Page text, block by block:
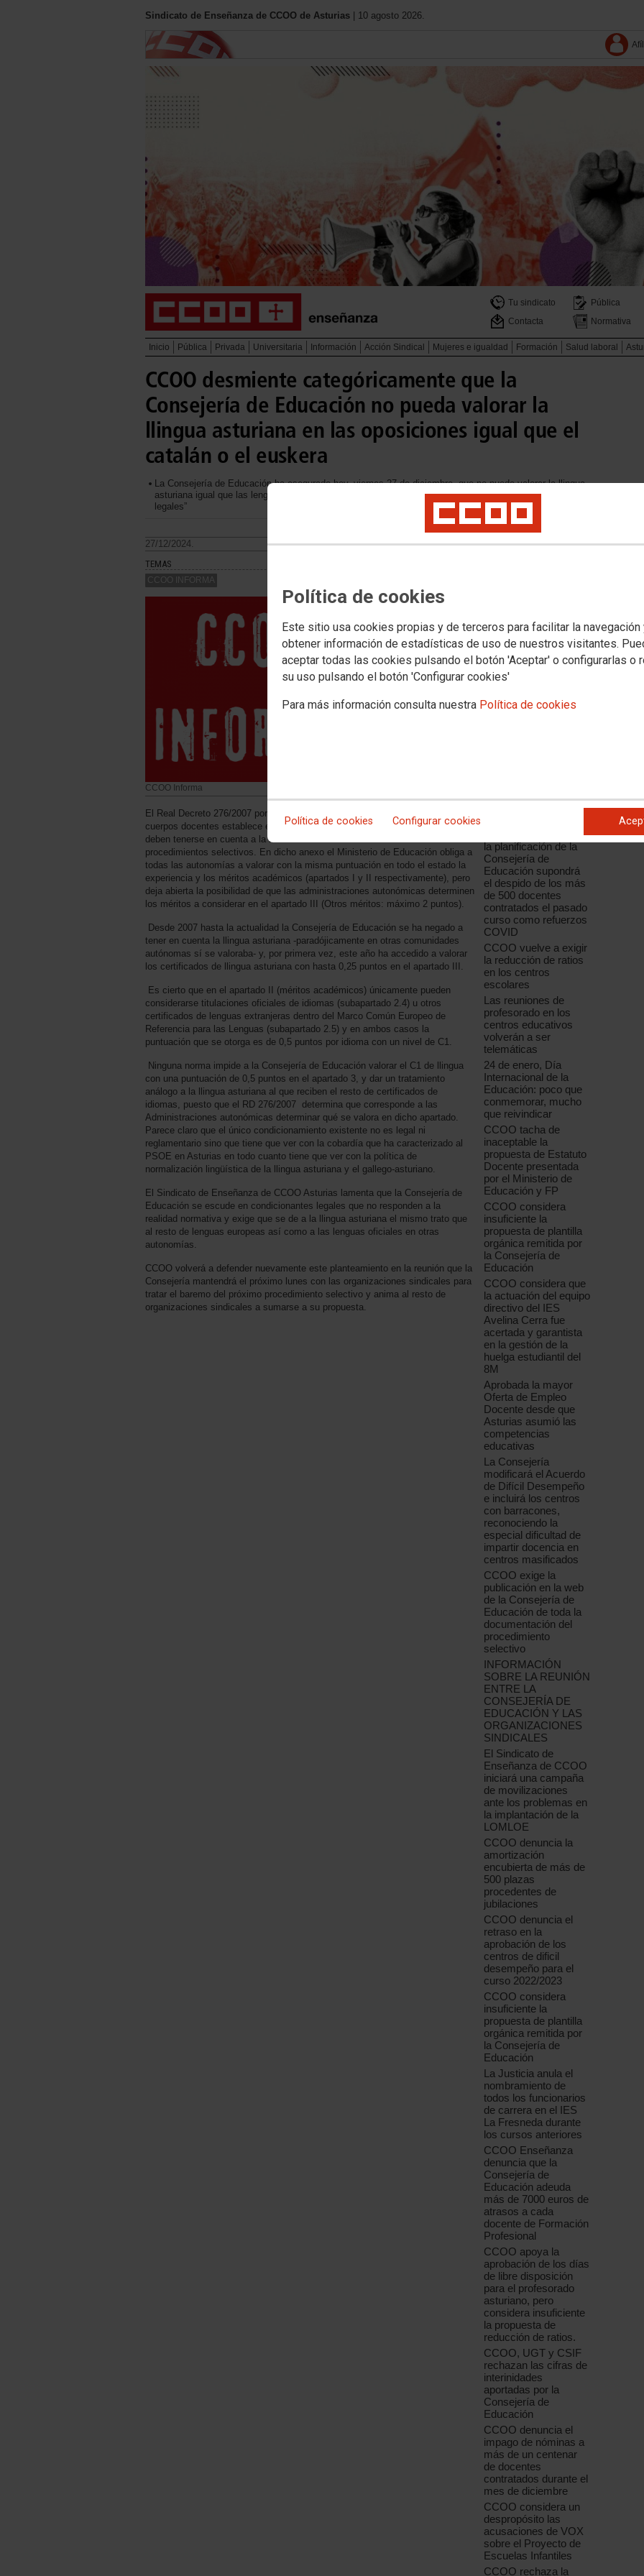
Política de cookies
Este sitio usa cookies propias y de terceros para facilitar la navegación
obtener información de estadísticas de uso de nuestros visitantes.
aceptar todas las cookies pulsando el botón 'Aceptar' o configurarlas o
su uso pulsando el botón 'Configurar cookies'
Para más información consulta nuestra Política de cookies
Política de cookies Configurar cookies
Sindicato de Enseñanza de CCOO de Asturias | 10 agosto 2026.
Tu sindicato Pública
Contacta
Normativa
Inicio Pública Privada Universitaria Información Acción Sindical Mujeres e igualdad Formación Salud laboral
CCOO desmiente categóricamente que la
Consejería de Educación no pueda valorar la
llingua asturiana en las oposiciones igual que el
catalán o el euskera
La Consejería de Educación ha asegurado hoy, viernes 27 de diciembre, que no puede valorar la llingua
asturiana igual que las lenguas oficiales de otras autonomías y las lenguas extranjeras “por razones
legales”
27/12/2024.
TEMAS
CCOO INFORMA
CCOO Informa
El Real Decreto 276/2007 por el que se aprueba el reglamento de acceso a los
cuerpos docentes establece en su Anexo 1 los apartados y puntuaciones que
deben tenerse en cuenta a la hora de elaborar los baremos de los
procedimientos selectivos. En dicho anexo el Ministerio de Educación obliga a
todas las autonomías a valorar con la misma puntuación en todo el estado la
experiencia y los méritos académicos (apartados I y II respectivamente), pero
deja abierta la posibilidad de que las administraciones autonómicas determinen
los méritos a considerar en el apartado III (Otros méritos: máximo 2 puntos).
Desde 2007 hasta la actualidad la Consejería de Educación se ha negado a
tener en cuenta la llingua asturiana -paradójicamente en otras comunidades
autónomas sí se valoraba- y, por primera vez, este año ha accedido a valorar
los certificados de llingua asturiana con hasta 0,25 puntos en el apartado III.
Es cierto que en el apartado II (méritos académicos) únicamente pueden
considerarse titulaciones oficiales de idiomas (subapartado 2.4) u otros
certificados de lenguas extranjeras dentro del Marco Común Europeo de
Referencia para las Lenguas (subapartado 2.5) y en ambos casos la
puntuación que se otorga es de 0,5 puntos por idioma con un nivel de C1.
Ninguna norma impide a la Consejería de Educación valorar el C1 de llingua
con una puntuación de 0,5 puntos en el apartado 3, y dar un tratamiento
análogo a la llingua asturiana al que reciben el resto de certificados de
idiomas, puesto que el RD 276/2007 determina que corresponde a las
Administraciones autonómicas determinar qué se valora en dicho apartado.
Parece claro que el único condicionamiento existente no es legal ni
reglamentario sino que tiene que ver con la cobardía que ha caracterizado al
PSOE en Asturias en todo cuanto tiene que ver con la política de
normalización lingüística de la llingua asturiana y el gallego-asturiano.
El Sindicato de Enseñanza de CCOO Asturias lamenta que la Consejería de
Educación se escude en condicionantes legales que no responden a la
realidad normativa y exige que se de a la llingua asturiana el mismo trato que
al resto de lenguas europeas así como a las lenguas oficiales en otras
autonomías.
CCOO volverá a defender nuevamente este planteamiento en la reunión que la
Consejería mantendrá el próximo lunes con las organizaciones sindicales para
tratar el baremo del próximo procedimiento selectivo y anima al resto de
organizaciones sindicales a sumarse a su propuesta.
la planificación de la
Consejería de
Educación supondrá
el despido de los más
de 500 docentes
contratados el pasado
curso como refuerzos
COVID
CCOO vuelve a exigir
la reducción de ratios
en los centros
escolares
Las reuniones de
profesorado en los
centros educativos
volverán a ser
telemáticas
24 de enero, Día
Internacional de la
Educación: poco que
conmemorar, mucho
que reivindicar
CCOO tacha de
inaceptable la
propuesta de Estatuto
Docente presentada
por el Ministerio de
Educación y FP
CCOO considera
insuficiente la
propuesta de plantilla
orgánica remitida por
la Consejería de
Educación
CCOO considera que
la actuación del equipo
directivo del IES
Avelina Cerra fue
acertada y garantista
en la gestión de la
huelga estudiantil del
8M
Aprobada la mayor
Oferta de Empleo
Docente desde que
Asturias asumió las
competencias
educativas
La Consejería
modificará el Acuerdo
de Difícil Desempeño
e incluirá los centros
con barracones,
reconociendo la
especial dificultad de
impartir docencia en
centros masificados
CCOO exige la
publicación en la web
de la Consejería de
Educación de toda la
documentación del
procedimiento
selectivo
INFORMACIÓN
SOBRE LA REUNIÓN
ENTRE LA
CONSEJERÍA DE
EDUCACIÓN Y LAS
ORGANIZACIONES
SINDICALES
El Sindicato de
Enseñanza de CCOO
iniciará una campaña
de movilizaciones
ante los problemas en
la implantación de la
LOMLOE
CCOO denuncia la
amortización
encubierta de más de
500 plazas
procedentes de
jubilaciones
CCOO denuncia el
retraso en la
aprobación de los
centros de dificil
desempeño para el
curso 2022/2023
CCOO considera
insuficiente la
propuesta de plantilla
orgánica remitida por
la Consejería de
Educación
La Justicia anula el
nombramiento de
todos los funcionarios
de carrera en el IES
La Fresneda durante
los cursos anteriores
CCOO Enseñanza
denuncia que la
Consejería de
Educación adeuda
más de 7000 euros de
atrasos a cada
docente de Formación
Profesional
CCOO apoya la
aprobación de los días
de libre disposición
para el profesorado
asturiano, pero
considera insuficiente
la propuesta de
reducción de ratios.
CCOO, UGT y CSIF
rechazan las cifras de
interinidades
aportadas por la
Consejería de
Educación
CCOO denuncia el
impago de nóminas a
más de un centenar
de docentes
contratados durante el
mes de diciembre
CCOO considera un
despropósito las
acusaciones de VOX
sobre el Proyecto de
Escuelas Infantiles
CCOO rechaza la